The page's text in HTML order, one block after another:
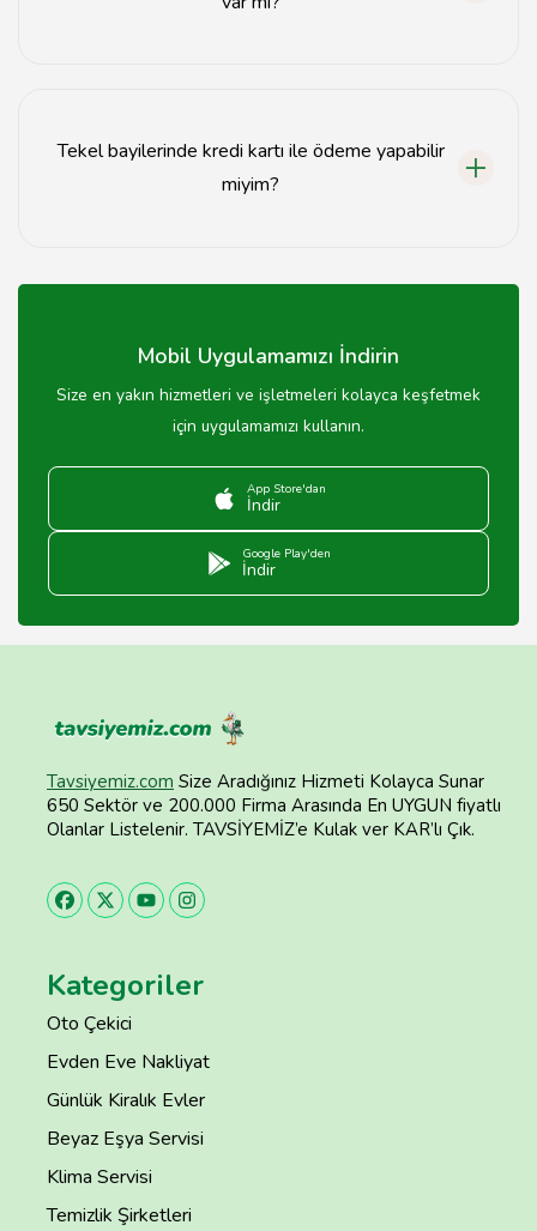
Tekel bayilerinde kredi kartı ile ödeme yapabilir
miyim?
etmektedir.
Mobil Uygulamamızı İndirin
Size en yakın hizmetleri ve işletmeleri kolayca keşfetmek
için uygulamamızı kullanın.
App Store'dan
İndir
Google Play'den
İndir
Tavsiyemiz.com Size Aradığınız Hizmeti Kolayca Sunar
650 Sektör ve 200.000 Firma Arasında En UYGUN fiyatlı
Olanlar Listelenir. TAVSİYEMİZ’e Kulak ver KAR’lı Çık.
Kategoriler
Oto Çekici
Evden Eve Nakliyat
Günlük Kiralık Evler
Beyaz Eşya Servisi
Klima Servisi
Temizlik Şirketleri